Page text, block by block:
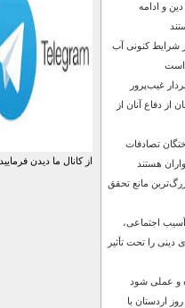
و ادامه
شرایط کنونی آب
است
غیب‌پرور
دفاع آنان از
تصادفات
هستند
مانع تحقق
اجتماعی،
دینی را تحت تأثیر
و عملی شود
اردستان با
از کانال ما دیدن فرمایید